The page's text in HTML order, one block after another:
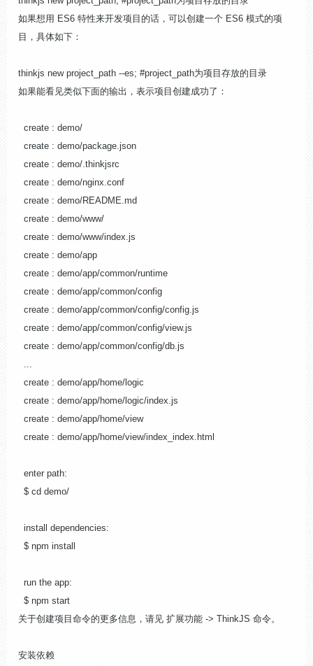
如果想用 ES6 特性来开发项目的话，可以创建一个 ES6 模式的项
目，具体如下：
thinkjs new project_path --es; #project_path为项目存放的目录
如果能看见类似下面的输出，表示项目创建成功了：
create : demo/
create : demo/package.json
create : demo/.thinkjsrc
create : demo/nginx.conf
create : demo/README.md
create : demo/www/
create : demo/www/index.js
create : demo/app
create : demo/app/common/runtime
create : demo/app/common/config
create : demo/app/common/config/config.js
create : demo/app/common/config/view.js
create : demo/app/common/config/db.js
...
create : demo/app/home/logic
create : demo/app/home/logic/index.js
create : demo/app/home/view
create : demo/app/home/view/index_index.html
enter path:
$ cd demo/
install dependencies:
$ npm install
run the app:
$ npm start
关于创建项目命令的更多信息，请见 扩展功能 -> ThinkJS 命令。
安装依赖